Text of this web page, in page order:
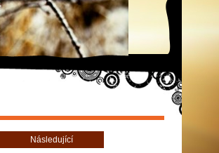
Následující